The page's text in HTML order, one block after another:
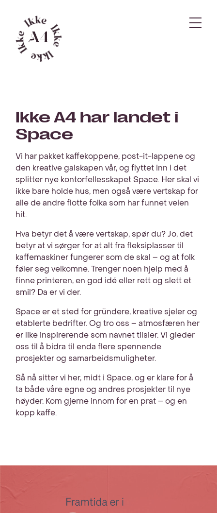
hovedinnhold
Gå
til
forsiden
Om Ikke A4
Miljø
Meny
Ikke A4 har landet i
Space
Vi har pakket kaffekoppene, post-it-lappene og
den kreative galskapen vår, og flyttet inn i det
splitter nye kontorfellesskapet Space. Her skal vi
ikke bare holde hus, men også være vertskap for
alle de andre flotte folka som har funnet veien
hit.
Hva betyr det å være vertskap, spør du? Jo, det
betyr at vi sørger for at alt fra fleksiplasser til
kaffemaskiner fungerer som de skal – og at folk
føler seg velkomne. Trenger noen hjelp med å
finne printeren, en god idé eller rett og slett et
smil? Da er vi der.
Space er et sted for gründere, kreative sjeler og
etablerte bedrifter. Og tro oss – atmosfæren her
er like inspirerende som navnet tilsier. Vi gleder
oss til å bidra til enda flere spennende
prosjekter og samarbeidsmuligheter.
Så nå sitter vi her, midt i Space, og er klare for å
ta både våre egne og andres prosjekter til nye
høyder. Kom gjerne innom for en prat – og en
kopp kaffe.